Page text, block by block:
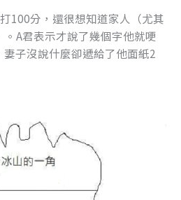
100分，還很想知道家人（尤其
A君表示才說了幾個字他就哽
子沒說什麼卻遞給了他面紙2